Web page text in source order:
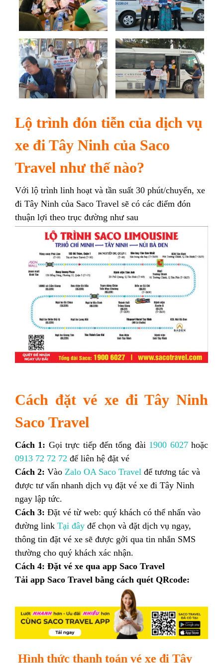
Lộ trình đón tiễn của dịch vụ
xe đi Tây Ninh của Saco
Travel như thế nào?
Với lộ trình linh hoạt và tần suất 30 phút/chuyến, xe
đi Tây Ninh của Saco Travel sẽ có các điểm đón
thuận lợi theo trục đường như sau
Cách đặt vé xe đi Tây Ninh
Saco Travel
Cách 1: Gọi trực tiếp đến tổng đài 1900 6027hoặc
0913 72 72 72 để liên hệ đặt vé
Cách 2: Vào Zalo OA Saco Travel để tương tác và
được tư vấn nhanh dịch vụ đặt vé xe đi Tây Ninh
ngay lập tức.
Cách 3: Đặt vé từ web: quý khách có thể nhấn vào
đường link Tại đây để chọn và đặt dịch vụ ngay,
thông tin đặt vé xe sẽ được gởi qua tin nhắn SMS
thường cho quý khách xác nhận.
Cách 4: Đặt vé xe qua app Saco Travel
Tải app Saco Travel bằng cách quét QRcode:
Hình thức thanh toán vé xe đi Tây